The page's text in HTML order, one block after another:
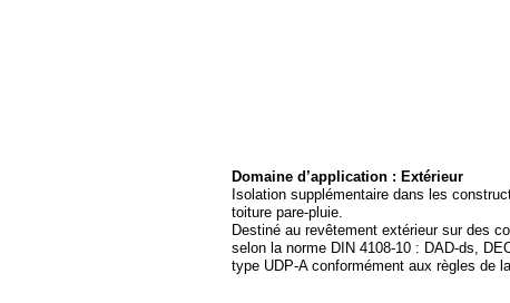
Domaine d’application : Extérieur
Isolation supplémentaire dans les
toiture pare-pluie.
Destiné au revêtement extérieur sur des
selon la norme DIN 4108-10 : DAD-ds,
type UDP-A conformément aux règles de